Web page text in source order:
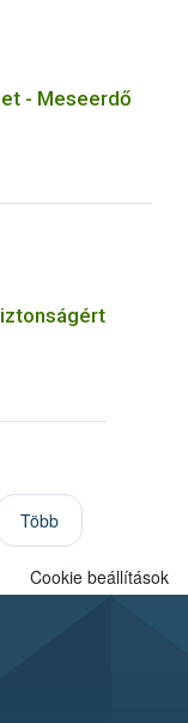
- Meseerdő
Több
Cookie beállítások